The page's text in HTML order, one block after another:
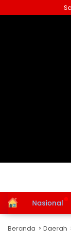
ke
HomeNasional
Beranda Daerah